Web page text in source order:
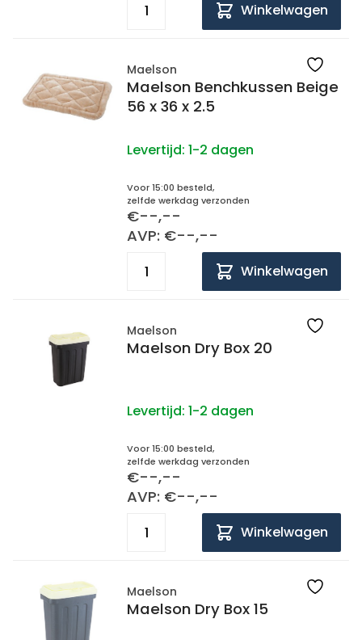
Winkelwagen
Maelson
Maelson Benchkussen Beige
56 x 36 x 2.5
Levertijd: 1-2 dagen
Voor 15:00 besteld,
zelfde werkdag verzonden
€--,--
AVP: €--,--
Winkelwagen
Maelson
Maelson Dry Box 20
Levertijd: 1-2 dagen
Voor 15:00 besteld,
zelfde werkdag verzonden
€--,--
AVP: €--,--
Winkelwagen
Maelson
Maelson Dry Box 15